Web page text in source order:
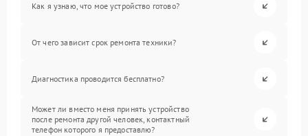
Как я узнаю, что мое устройство готово?
От чего зависит срок ремонта техники?
Диагностика проводится бесплатно?
Может ли вместо меня принять устройство
после ремонта другой человек, контактный
телефон которого я предоставлю?